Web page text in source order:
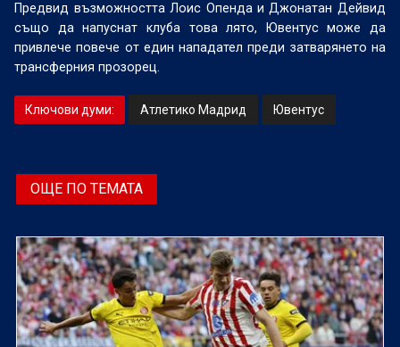
Предвид възможността Лоис Опенда и Джонатан Дейвид
също да напуснат клуба това лято, Ювентус може да
привлече повече от един нападател преди затварянето на
трансферния прозорец.
Ключови думи: Атлетико Мадрид Ювентус
ОЩЕ ПО ТЕМАТА